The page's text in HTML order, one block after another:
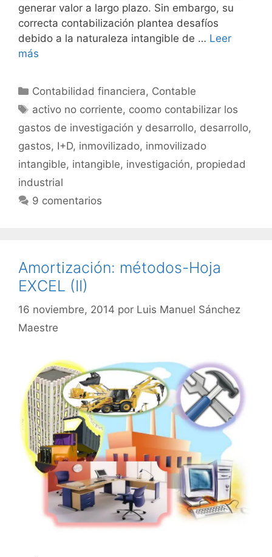
generar valor a largo plazo. Sin embargo, su
correcta contabilización plantea desafíos
debido a la naturaleza intangible de … Leer
más
Categorías
Contabilidad financiera, Contable
Etiquetas
activo no corriente, coomo contabilizar los
gastos de investigación y desarrollo, desarrollo,
gastos, I+D, inmovilizado, inmovilizado
intangible, intangible, investigación, propiedad
industrial
9 comentarios
Amortización: métodos-Hoja
EXCEL (II)
16 noviembre, 2014 por Luis Manuel Sánchez
Maestre